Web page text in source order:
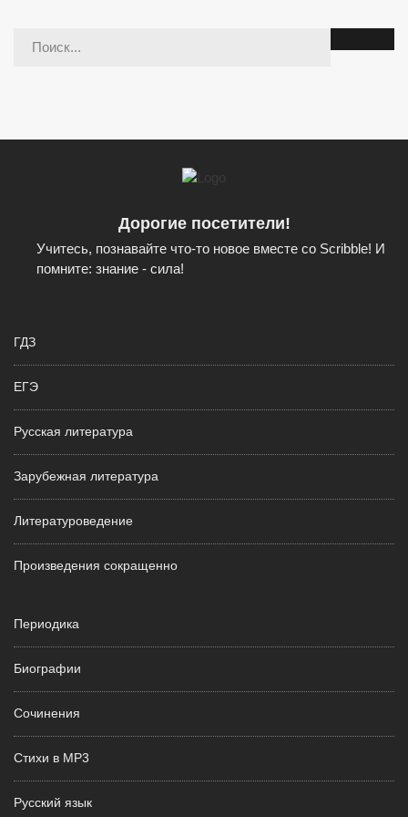
Дорогие посетители!
Учитесь, познавайте что-то новое вместе со Scribble! И
помните: знание - сила!
ГДЗ
ЕГЭ
Русская литература
Зарубежная литература
Литературоведение
Произведения сокращенно
Периодика
Биографии
Сочинения
Стихи в MP3
Русский язык